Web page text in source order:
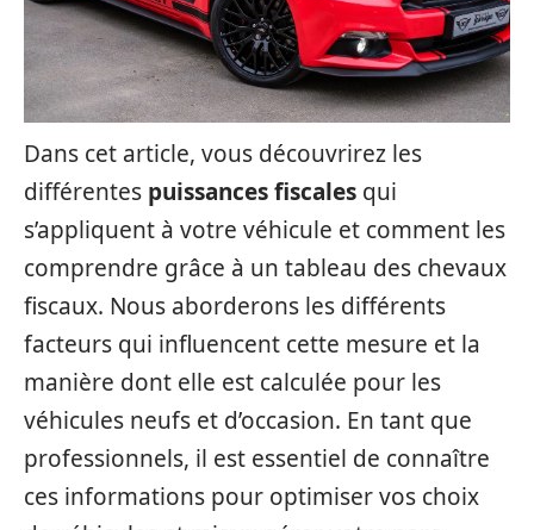
Dans cet article, vous découvrirez les
différentes puissances fiscales qui
s’appliquent à votre véhicule et comment les
comprendre grâce à un tableau des chevaux
fiscaux. Nous aborderons les différents
facteurs qui influencent cette mesure et la
manière dont elle est calculée pour les
véhicules neufs et d’occasion. En tant que
professionnels, il est essentiel de connaître
ces informations pour optimiser vos choix